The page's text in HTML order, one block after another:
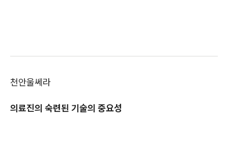
천안울쎄라
의료진의 숙련된 기술의 중요성